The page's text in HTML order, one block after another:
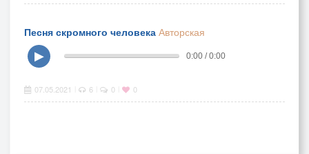
Песня скромного человека Авторская
▶
0:00 / 0:00
07.05.2021 6 0 0